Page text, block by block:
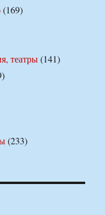
(169)
театры(141)
(233)